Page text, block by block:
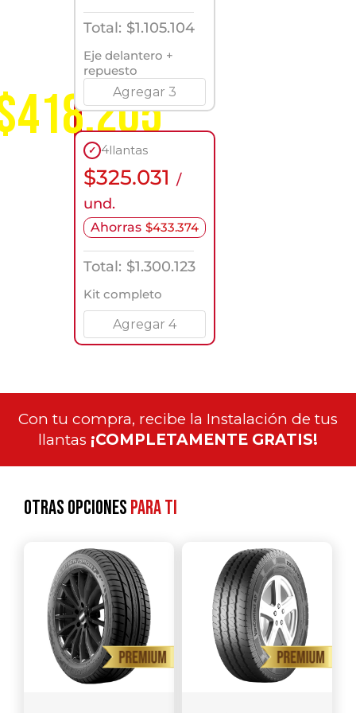
de
servicio
nivel
nacional
Total: $1.105.104
Eje delantero +
repuesto
Agregar 3
✓ 4llantas
$325.031 /
und.
Ahorras $433.374
Total: $1.300.123
Kit completo
Agregar 4
Con tu compra, recibe la Instalación de tus
llantas ¡COMPLETAMENTE GRATIS!
Otras opcionespara ti